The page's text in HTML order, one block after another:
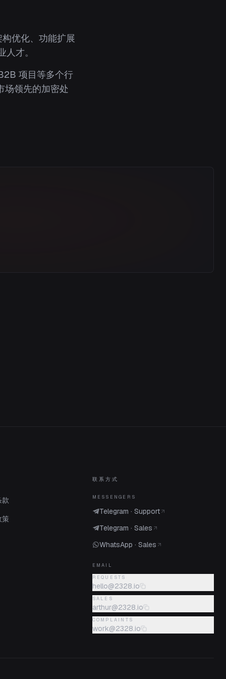
优化、功能扩展
才。
项目等多个行
场领先的加密处
款
策
联系方式
MESSENGERS
Telegram · Support
Telegram · Sales
WhatsApp · Sales
EMAIL
REQUESTS
hello@2328.io
SALES
arthur@2328.io
COMPLAINTS
work@2328.io